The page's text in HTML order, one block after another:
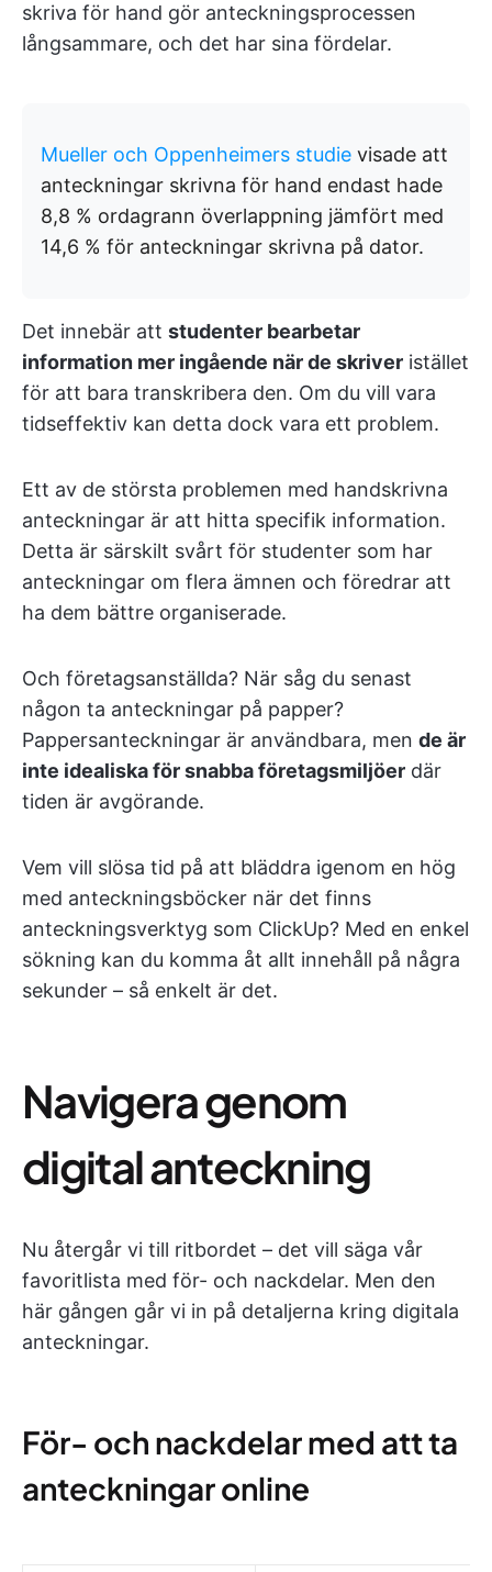
skriva för hand gör anteckningsprocessen
långsammare, och det har sina fördelar.
Mueller och Oppenheimers studie visade att
anteckningar skrivna för hand endast hade
8,8 % ordagrann överlappning jämfört med
14,6 % för anteckningar skrivna på dator.
Det innebär att studenter bearbetar
information mer ingående när de skriver istället
för att bara transkribera den. Om du vill vara
tidseffektiv kan detta dock vara ett problem.
Ett av de största problemen med handskrivna
anteckningar är att hitta specifik information.
Detta är särskilt svårt för studenter som har
anteckningar om flera ämnen och föredrar att
ha dem bättre organiserade.
Och företagsanställda? När såg du senast
någon ta anteckningar på papper?
Pappersanteckningar är användbara, men de är
inte idealiska för snabba företagsmiljöer där
tiden är avgörande.
Vem vill slösa tid på att bläddra igenom en hög
med anteckningsböcker när det finns
anteckningsverktyg som ClickUp? Med en enkel
sökning kan du komma åt allt innehåll på några
sekunder – så enkelt är det.
Navigera genom
digital anteckning
Nu återgår vi till ritbordet – det vill säga vår
favoritlista med för- och nackdelar. Men den
här gången går vi in på detaljerna kring digitala
anteckningar.
För- och nackdelar med att ta
anteckningar online